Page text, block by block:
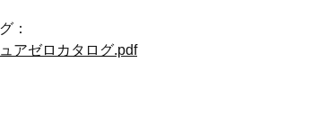
：
アゼロカタログ.pdf